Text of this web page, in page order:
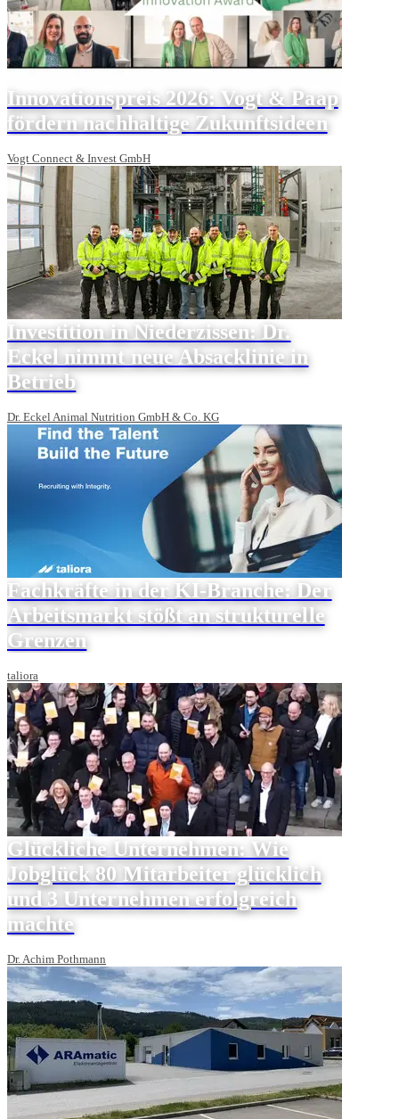
Innovationspreis 2026: Vogt & Paap
fördern nachhaltige Zukunftsideen
Vogt Connect & Invest GmbH
Investition in Niederzissen: Dr.
Eckel nimmt neue Absacklinie in
Betrieb
Dr. Eckel Animal Nutrition GmbH & Co. KG
Fachkräfte in der KI-Branche: Der
Arbeitsmarkt stößt an strukturelle
Grenzen
taliora
Glückliche Unternehmen: Wie
Jobglück 80 Mitarbeiter glücklich
und 3 Unternehmen erfolgreich
machte
Dr. Achim Pothmann